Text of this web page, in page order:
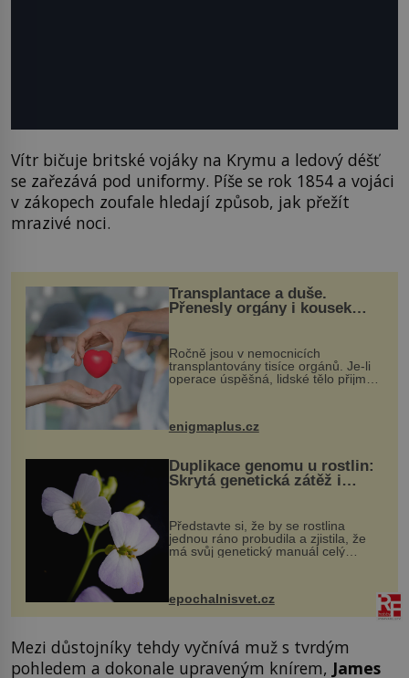
Vítr bičuje britské vojáky na Krymu a ledový déšť
se zařezává pod uniformy. Píše se rok 1854 a vojáci
v zákopech zoufale hledají způsob, jak přežít
mrazivé noci.
Transplantace a duše.
Přenesly orgány i kousek
Ročně jsou v nemocnicích
transplantovány tisíce orgánů. Je-li
operace úspěšná, lidské tělo přijme
enigmaplus.cz
Duplikace genomu u rostlin:
Skrytá genetická zátěž i
Představte si, že by se rostlina
jednou ráno probudila a zjistila, že
má svůj genetický manuál celý
vstupenka...
epochalnisvet.cz
Mezi důstojníky tehdy vyčnívá muž s tvrdým
pohledem a dokonale upraveným knírem, James